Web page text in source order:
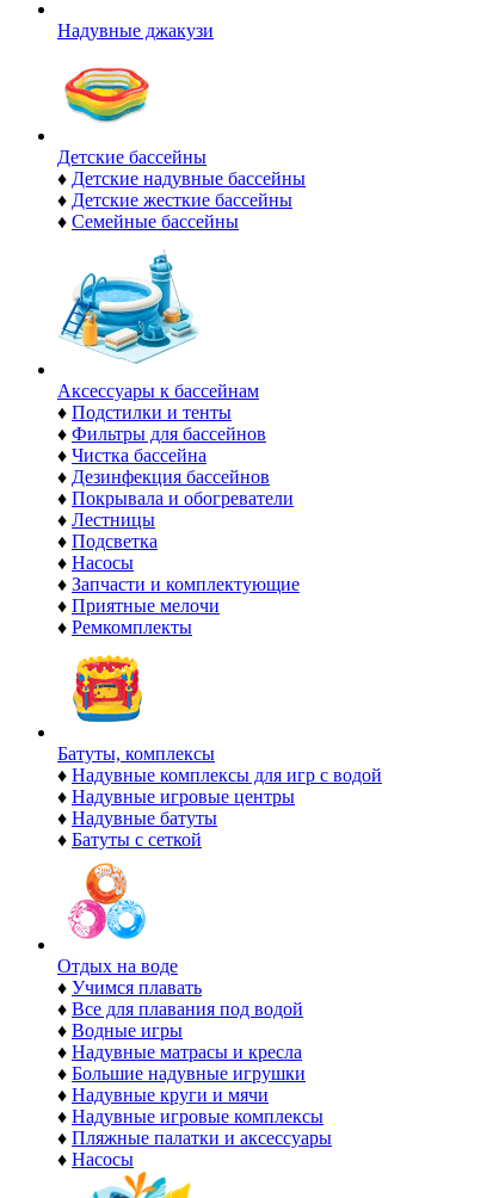
Надувные джакузи
Детские бассейны
♦ Детские надувные бассейны
♦ Детские жесткие бассейны
♦ Семейные бассейны
Аксессуары к бассейнам
♦ Подстилки и тенты
♦ Фильтры для бассейнов
♦ Чистка бассейна
♦ Дезинфекция бассейнов
♦ Покрывала и обогреватели
♦ Лестницы
♦ Подсветка
♦ Насосы
♦ Запчасти и комплектующие
♦ Приятные мелочи
♦ Ремкомплекты
Батуты, комплексы
♦ Надувные комплексы для игр с водой
♦ Надувные игровые центры
♦ Надувные батуты
♦ Батуты с сеткой
Отдых на воде
♦ Учимся плавать
♦ Все для плавания под водой
♦ Водные игры
♦ Надувные матрасы и кресла
♦ Большие надувные игрушки
♦ Надувные круги и мячи
♦ Надувные игровые комплексы
♦ Пляжные палатки и аксессуары
♦ Насосы